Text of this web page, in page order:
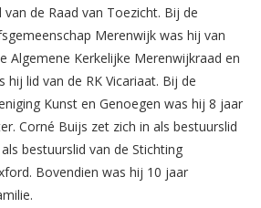
de Raad van Toezicht. Bij de
Merenwijk was hij van
Algemene Kerkelijke Merenwijkraad en
lid van de RK Vicariaat. Bij de
Kunst en Genoegen was hij 8 jaar
Corné Buijs zet zich in als bestuurslid
bestuurslid van de Stichting
Bovendien was hij 10 jaar